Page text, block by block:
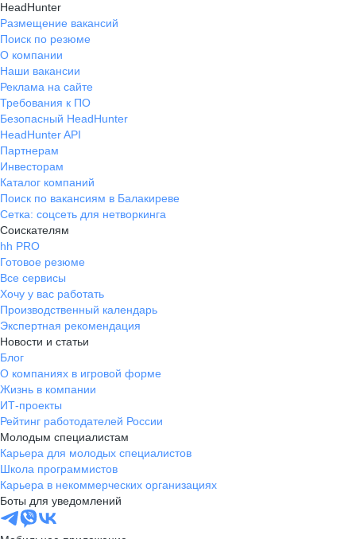
HeadHunter
Размещение вакансий
Поиск по резюме
О компании
Наши вакансии
Реклама на сайте
Требования к ПО
Безопасный HeadHunter
HeadHunter API
Партнерам
Инвесторам
Каталог компаний
Поиск по вакансиям в Балакиреве
Сетка: соцсеть для нетворкинга
Соискателям
hh PRO
Готовое резюме
Все сервисы
Хочу у вас работать
Производственный календарь
Экспертная рекомендация
Новости и статьи
Блог
О компаниях в игровой форме
Жизнь в компании
ИТ-проекты
Рейтинг работодателей России
Молодым специалистам
Карьера для молодых специалистов
Школа программистов
Карьера в некоммерческих организациях
Боты для уведомлений